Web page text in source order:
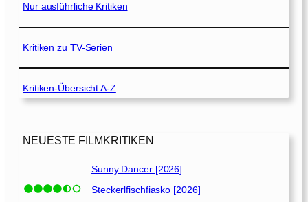
W
a
r
0
2
Nur ausführliche Kritiken
Kritiken zu TV-Serien
Kritiken-Übersicht A-Z
NEUESTE FILMKRITIKEN
Sunny Dancer [2026]
Steckerlfischfiasko [2026]